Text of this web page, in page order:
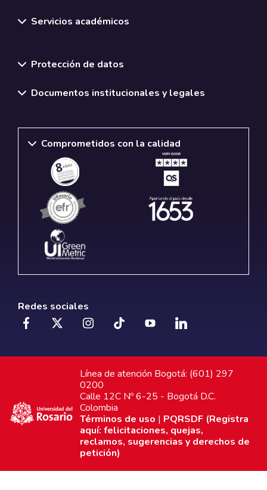
Servicios académicos
Protección de datos
Documentos institucionales y legales
Comprometidos con la calidad
Redes sociales
Línea de atención Bogotá: (601) 297
0200
Calle 12C Nº 6-25 - Bogotá D.C.
Colombia
Términos de uso | PQRSDF (Registra
aquí: felicitaciones, quejas,
reclamos, sugerencias y derechos de
petición)